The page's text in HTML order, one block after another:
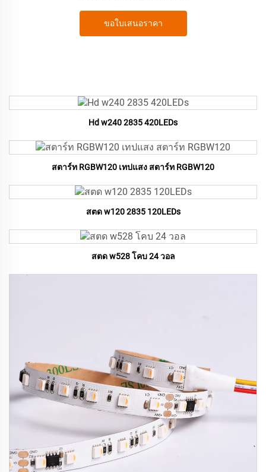
ขอใบเสนอราคา
Hd w240 2835 420LEDs
สตาร์ท RGBW120 เทปแสง สตาร์ท RGBW120
สตด w120 2835 120LEDs
สตด w528 โคบ 24 วอล